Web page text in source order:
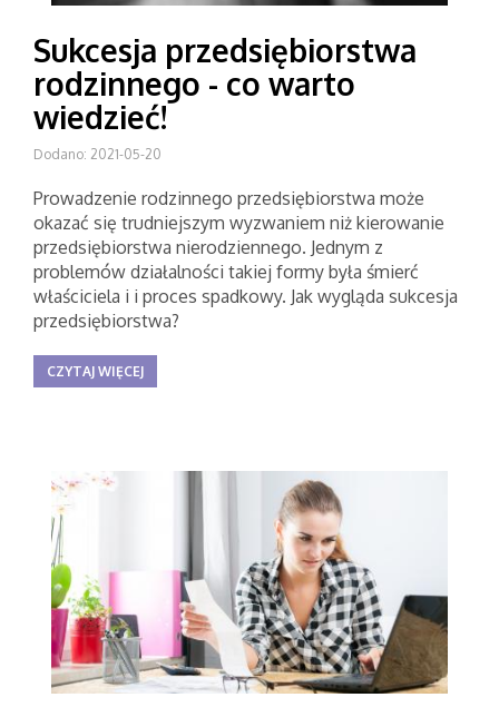
Sukcesja przedsiębiorstwa
rodzinnego - co warto
wiedzieć!
Dodano: 2021-05-20
Prowadzenie rodzinnego przedsiębiorstwa może
okazać się trudniejszym wyzwaniem niż kierowanie
przedsiębiorstwa nierodziennego. Jednym z
problemów działalności takiej formy była śmierć
właściciela i i proces spadkowy. Jak wygląda sukcesja
przedsiębiorstwa?
CZYTAJ WIĘCEJ